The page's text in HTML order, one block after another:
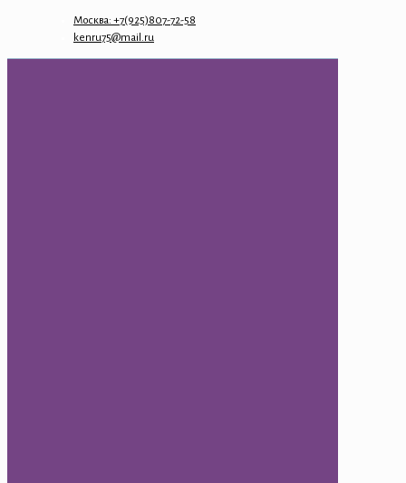
Москва: +7(925)807-72-58
kenru75@mail.ru